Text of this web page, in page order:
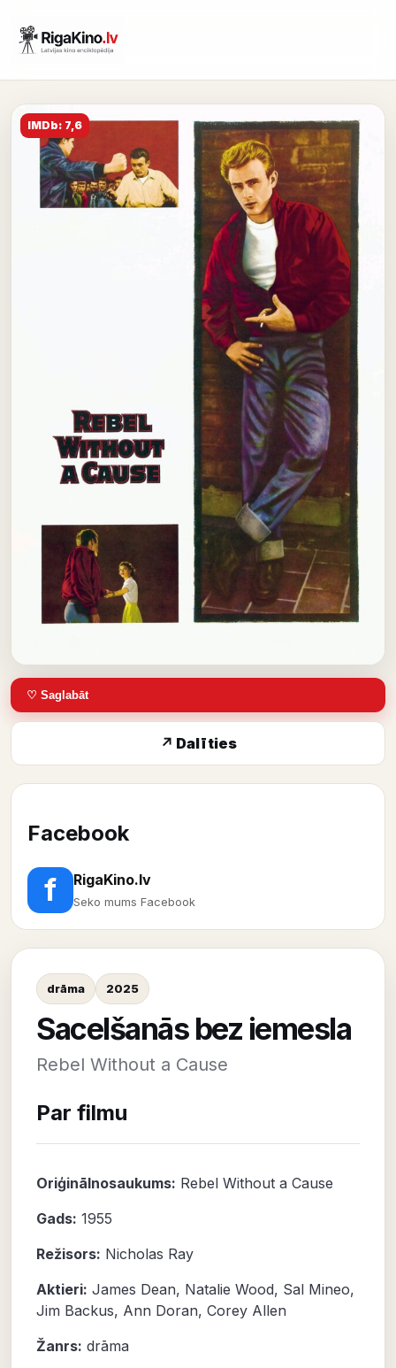
IMDb: 7,6
♡ Saglabāt
↗ Dalīties
Facebook
f RigaKino.lv
Seko mums Facebook
drāma 2025
Sacelšanās bez iemesla
Rebel Without a Cause
Par filmu
Oriģinālnosaukums: Rebel Without a Cause
Gads: 1955
Režisors: Nicholas Ray
Aktieri: James Dean, Natalie Wood, Sal Mineo,
Jim Backus, Ann Doran, Corey Allen
Žanrs: drāma